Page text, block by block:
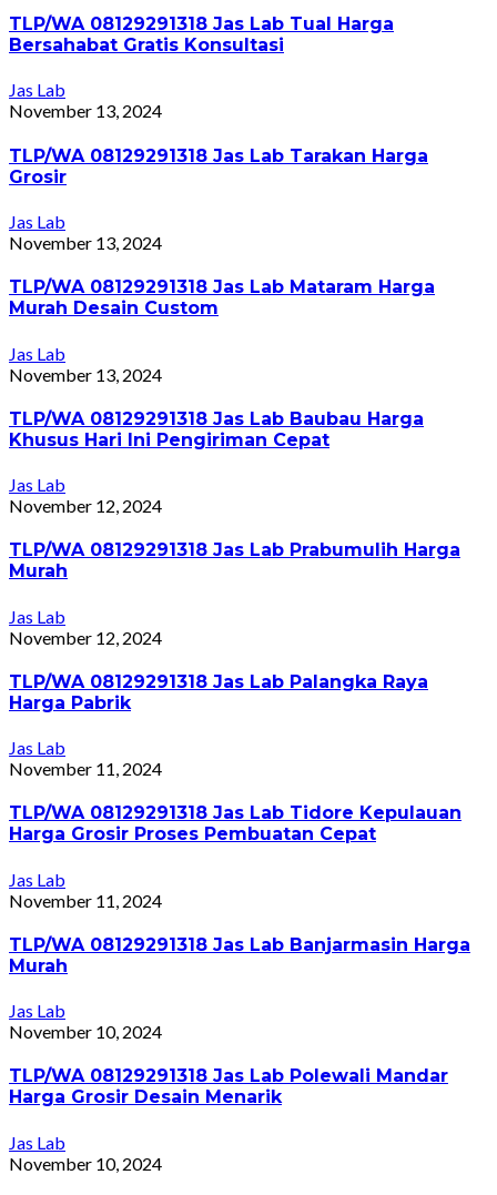
TLP/WA 08129291318 Jas Lab Tual Harga
Bersahabat Gratis Konsultasi
Jas Lab
November 13, 2024
TLP/WA 08129291318 Jas Lab Tarakan Harga
Grosir
Jas Lab
November 13, 2024
TLP/WA 08129291318 Jas Lab Mataram Harga
Murah Desain Custom
Jas Lab
November 13, 2024
TLP/WA 08129291318 Jas Lab Baubau Harga
Khusus Hari Ini Pengiriman Cepat
Jas Lab
November 12, 2024
TLP/WA 08129291318 Jas Lab Prabumulih Harga
Murah
Jas Lab
November 12, 2024
TLP/WA 08129291318 Jas Lab Palangka Raya
Harga Pabrik
Jas Lab
November 11, 2024
TLP/WA 08129291318 Jas Lab Tidore Kepulauan
Harga Grosir Proses Pembuatan Cepat
Jas Lab
November 11, 2024
TLP/WA 08129291318 Jas Lab Banjarmasin Harga
Murah
Jas Lab
November 10, 2024
TLP/WA 08129291318 Jas Lab Polewali Mandar
Harga Grosir Desain Menarik
Jas Lab
November 10, 2024